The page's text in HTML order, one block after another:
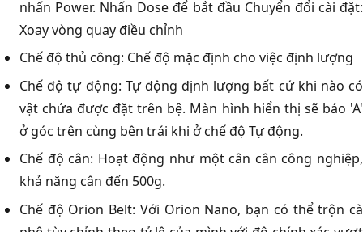
nhấn Power. Nhấn Dose để bắt đầu Chuyển đổi cài đặt:
Xoay vòng quay điều chỉnh
Chế độ thủ công: Chế độ mặc định cho việc định lượng
Chế độ tự động: Tự động định lượng bất cứ khi nào có
vật chứa được đặt trên bệ. Màn hình hiển thị sẽ báo 'A'
ở góc trên cùng bên trái khi ở chế độ Tự động.
Chế độ cân: Hoạt động như một cân cân công nghiệp,
khả năng cân đến 500g.
Chế độ Orion Belt: Với Orion Nano, bạn có thể trộn cà